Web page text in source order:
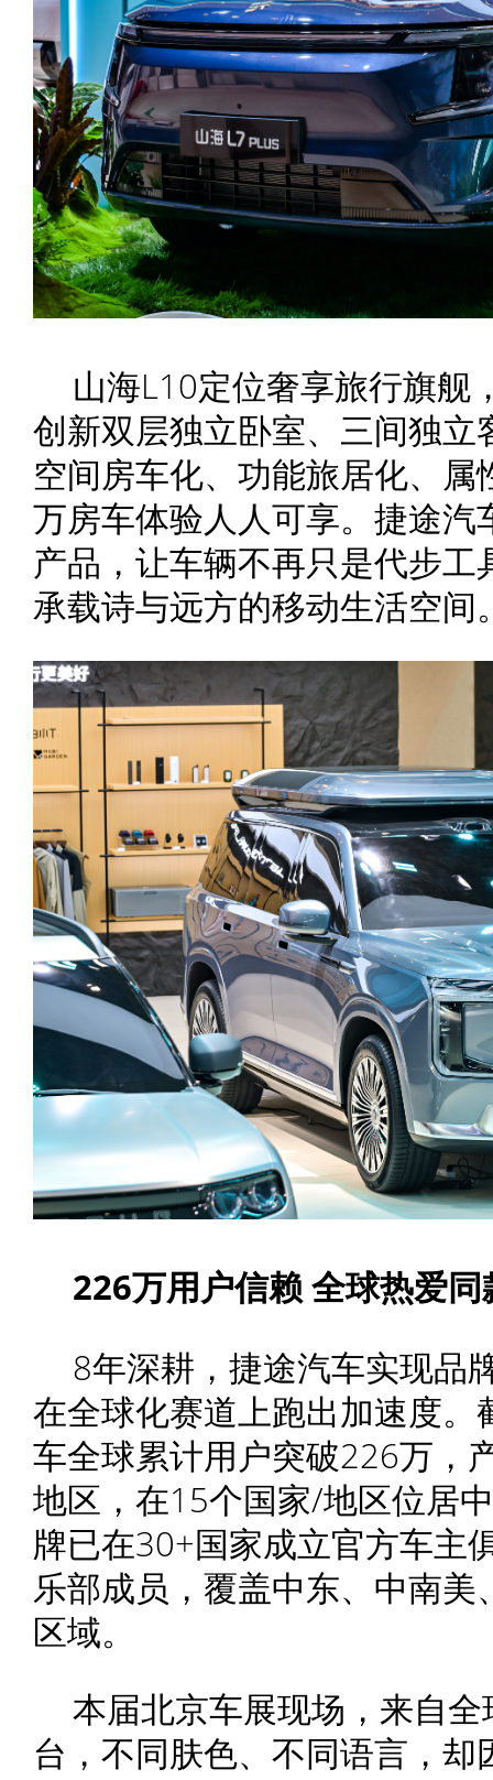
山海L10定位奢享旅行旗舰
创新双层独立卧室、三间独
空间房车化、功能旅居化、
万房车体验人人可享。捷途
产品，让车辆不再只是代步
承载诗与远方的移动生活空间
226万用户信赖 全球热爱同
8年深耕，捷途汽车实现品
在全球化赛道上跑出加速度
车全球累计用户突破226万，
地区，在15个国家/地区位居
牌已在30+国家成立官方车主
乐部成员，覆盖中东、中南
区域。
本届北京车展现场，来自
台，不同肤色、不同语言，